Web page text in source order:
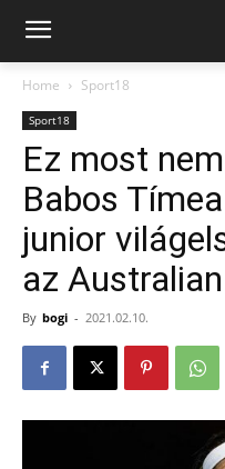
Home Sport18
Sport18
Ez most
Babos
junior
az
By bogi - 2021.02.10.